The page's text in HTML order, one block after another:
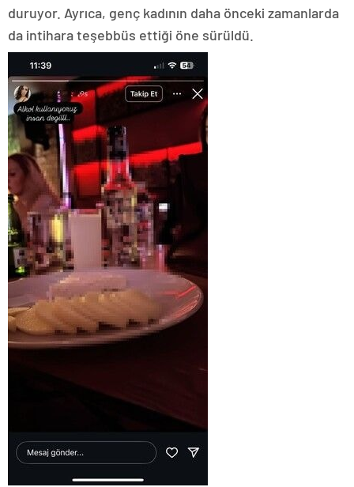
duruyor. Ayrıca, genç kadının daha önceki zamanlarda
da intihara teşebbüs ettiği öne sürüldü.